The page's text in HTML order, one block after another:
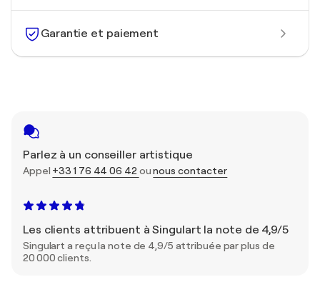
Garantie et paiement
Parlez à un conseiller artistique
Appel +33 1 76 44 06 42 ounous contacter
Les clients attribuent à Singulart la note de 4,9/5
Singulart a reçu la note de 4,9/5 attribuée par plus de
20 000 clients.